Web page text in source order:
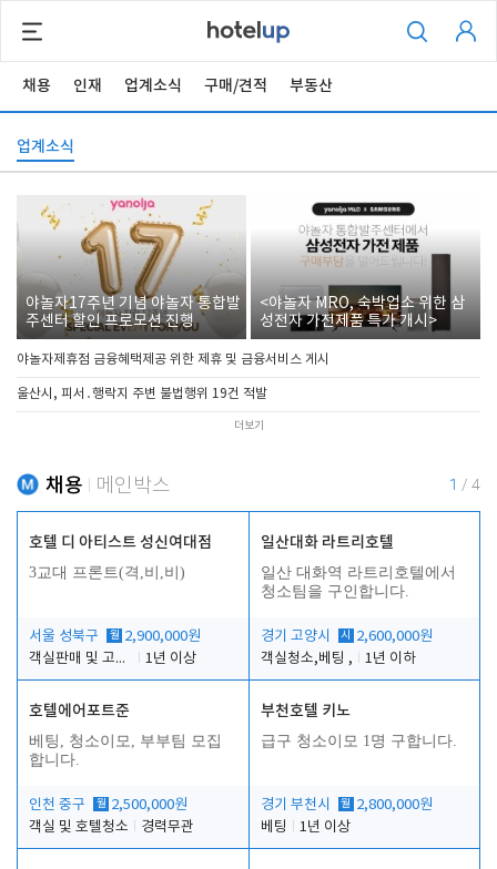
채용 인재 업계소식 구매/견적 부동산
업계소식
야놀자17주년 기념 야놀자 통합발
주센터 할인 프로모션 진행
<야놀자 MRO, 숙박업소 위한 삼
성전자 가전제품 특가 개시>
야놀자제휴점 금융혜택제공 위한 제휴 및 금융서비스 게시
울산시, 피서․행락지 주변 불법행위 19건 적발
더보기
채용 메인박스 1 / 4
호텔 디 아티스트 성신여대점
3교대 프론트(격,비,비)
서울 성북구 월 2,900,000원
객실판매 및 고객응대
1년 이상
일산대화 라트리호텔
일산 대화역 라트리호텔에서
청소팀을 구인합니다.
경기 고양시 시
2,600,000원
객실청소,베팅 ,
1년 이하
호텔에어포트준
베팅, 청소이모, 부부팀 모집
합니다.
인천 중구 월 2,500,000원
객실 및 호텔청소
경력무관
부천호텔 키노
급구 청소이모 1명 구합니다.
경기 부천시 월 2,800,000원
베팅
1년 이상